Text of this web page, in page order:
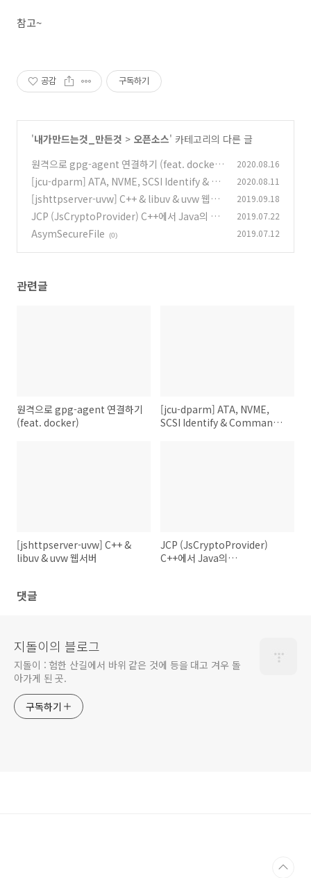
참고~
공감 구독하기
'내가만드는것_만든것 > 오픈소스' 카테고리의 다른 글
원격으로 gpg-agent 연결하기 (feat. docker)
(0)
2020.08.16
[jcu-dparm] ATA, NVME, SCSI Identify & Co
mmand 라이브러리. Windows & Linux 지원.
(0)
2020.08.11
[jshttpserver-uvw] C++ & libuv & uvw 웹서
버 (0)
2019.09.18
JCP (JsCryptoProvider) C++에서 Java의 Se
curityProvider같은거
2019.07.22
AsymSecureFile (0) 2019.07.12
관련글
원격으로 gpg-agent 연결하기
(feat. docker)
[jcu-dparm] ATA, NVME,
SCSI Identify & Command
[jshttpserver-uvw] C++ &
libuv & uvw 웹서버
JCP (JsCryptoProvider)
C++에서 Java의
댓글
지돌이의 블로그
지돌이 : 험한 산길에서 바위 같은 것에 등을 대고 겨우 돌
아가게 된 곳.
구독하기